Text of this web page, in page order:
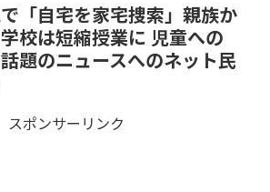
「自宅を家宅捜索」親族か
校は短縮授業に 児童への
題のニュースへのネット民
スポンサーリンク